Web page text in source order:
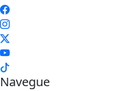
Navegue